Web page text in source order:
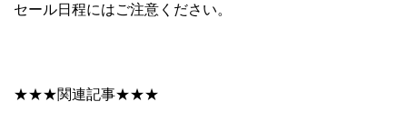
セール日程にはご注意ください。
★★★関連記事★★★